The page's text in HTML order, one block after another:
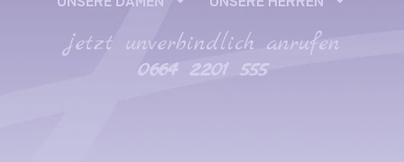
jetzt unverbindlich anrufen
0664 2201 555